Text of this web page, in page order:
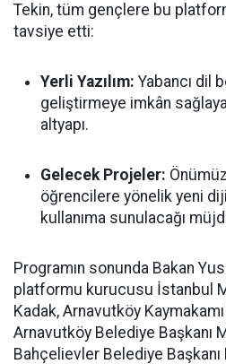
Tekin, tüm gençlere bu
tavsiye etti:
Yerli Yazılım: Yabancı dil
geliştirmeye imkân
altyapı.
Gelecek Projeler:
öğrencilere yönelik yeni
kullanıma sunulacağı
Programın sonunda Bakan
platformu kurucusu İstanbul
Kadak, Arnavutköy
Arnavutköy Belediye Başkanı
Bahçelievler Belediye Başkanı